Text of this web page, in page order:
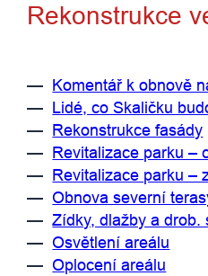
Rekonstrukce
— Komentář k obnově
— Lidé, co Skaličku
— Rekonstrukce fasády
— Revitalizace parku –
— Revitalizace parku –
—Obnova severní
—Zídky, dlažby a drob.
—Osvětlení areálu
—Oplocení areálu